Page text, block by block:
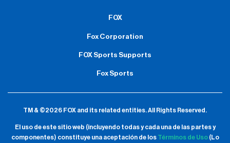
FOX
Fox Corporation
FOX Sports Supports
Fox Sports
TM & ©2026 FOX and its related entities.All Rights Reserved.
El uso de este sitio web (incluyendo todas y cada una de las partes y
componentes) constituye una aceptación de los Términos de Uso(Lo